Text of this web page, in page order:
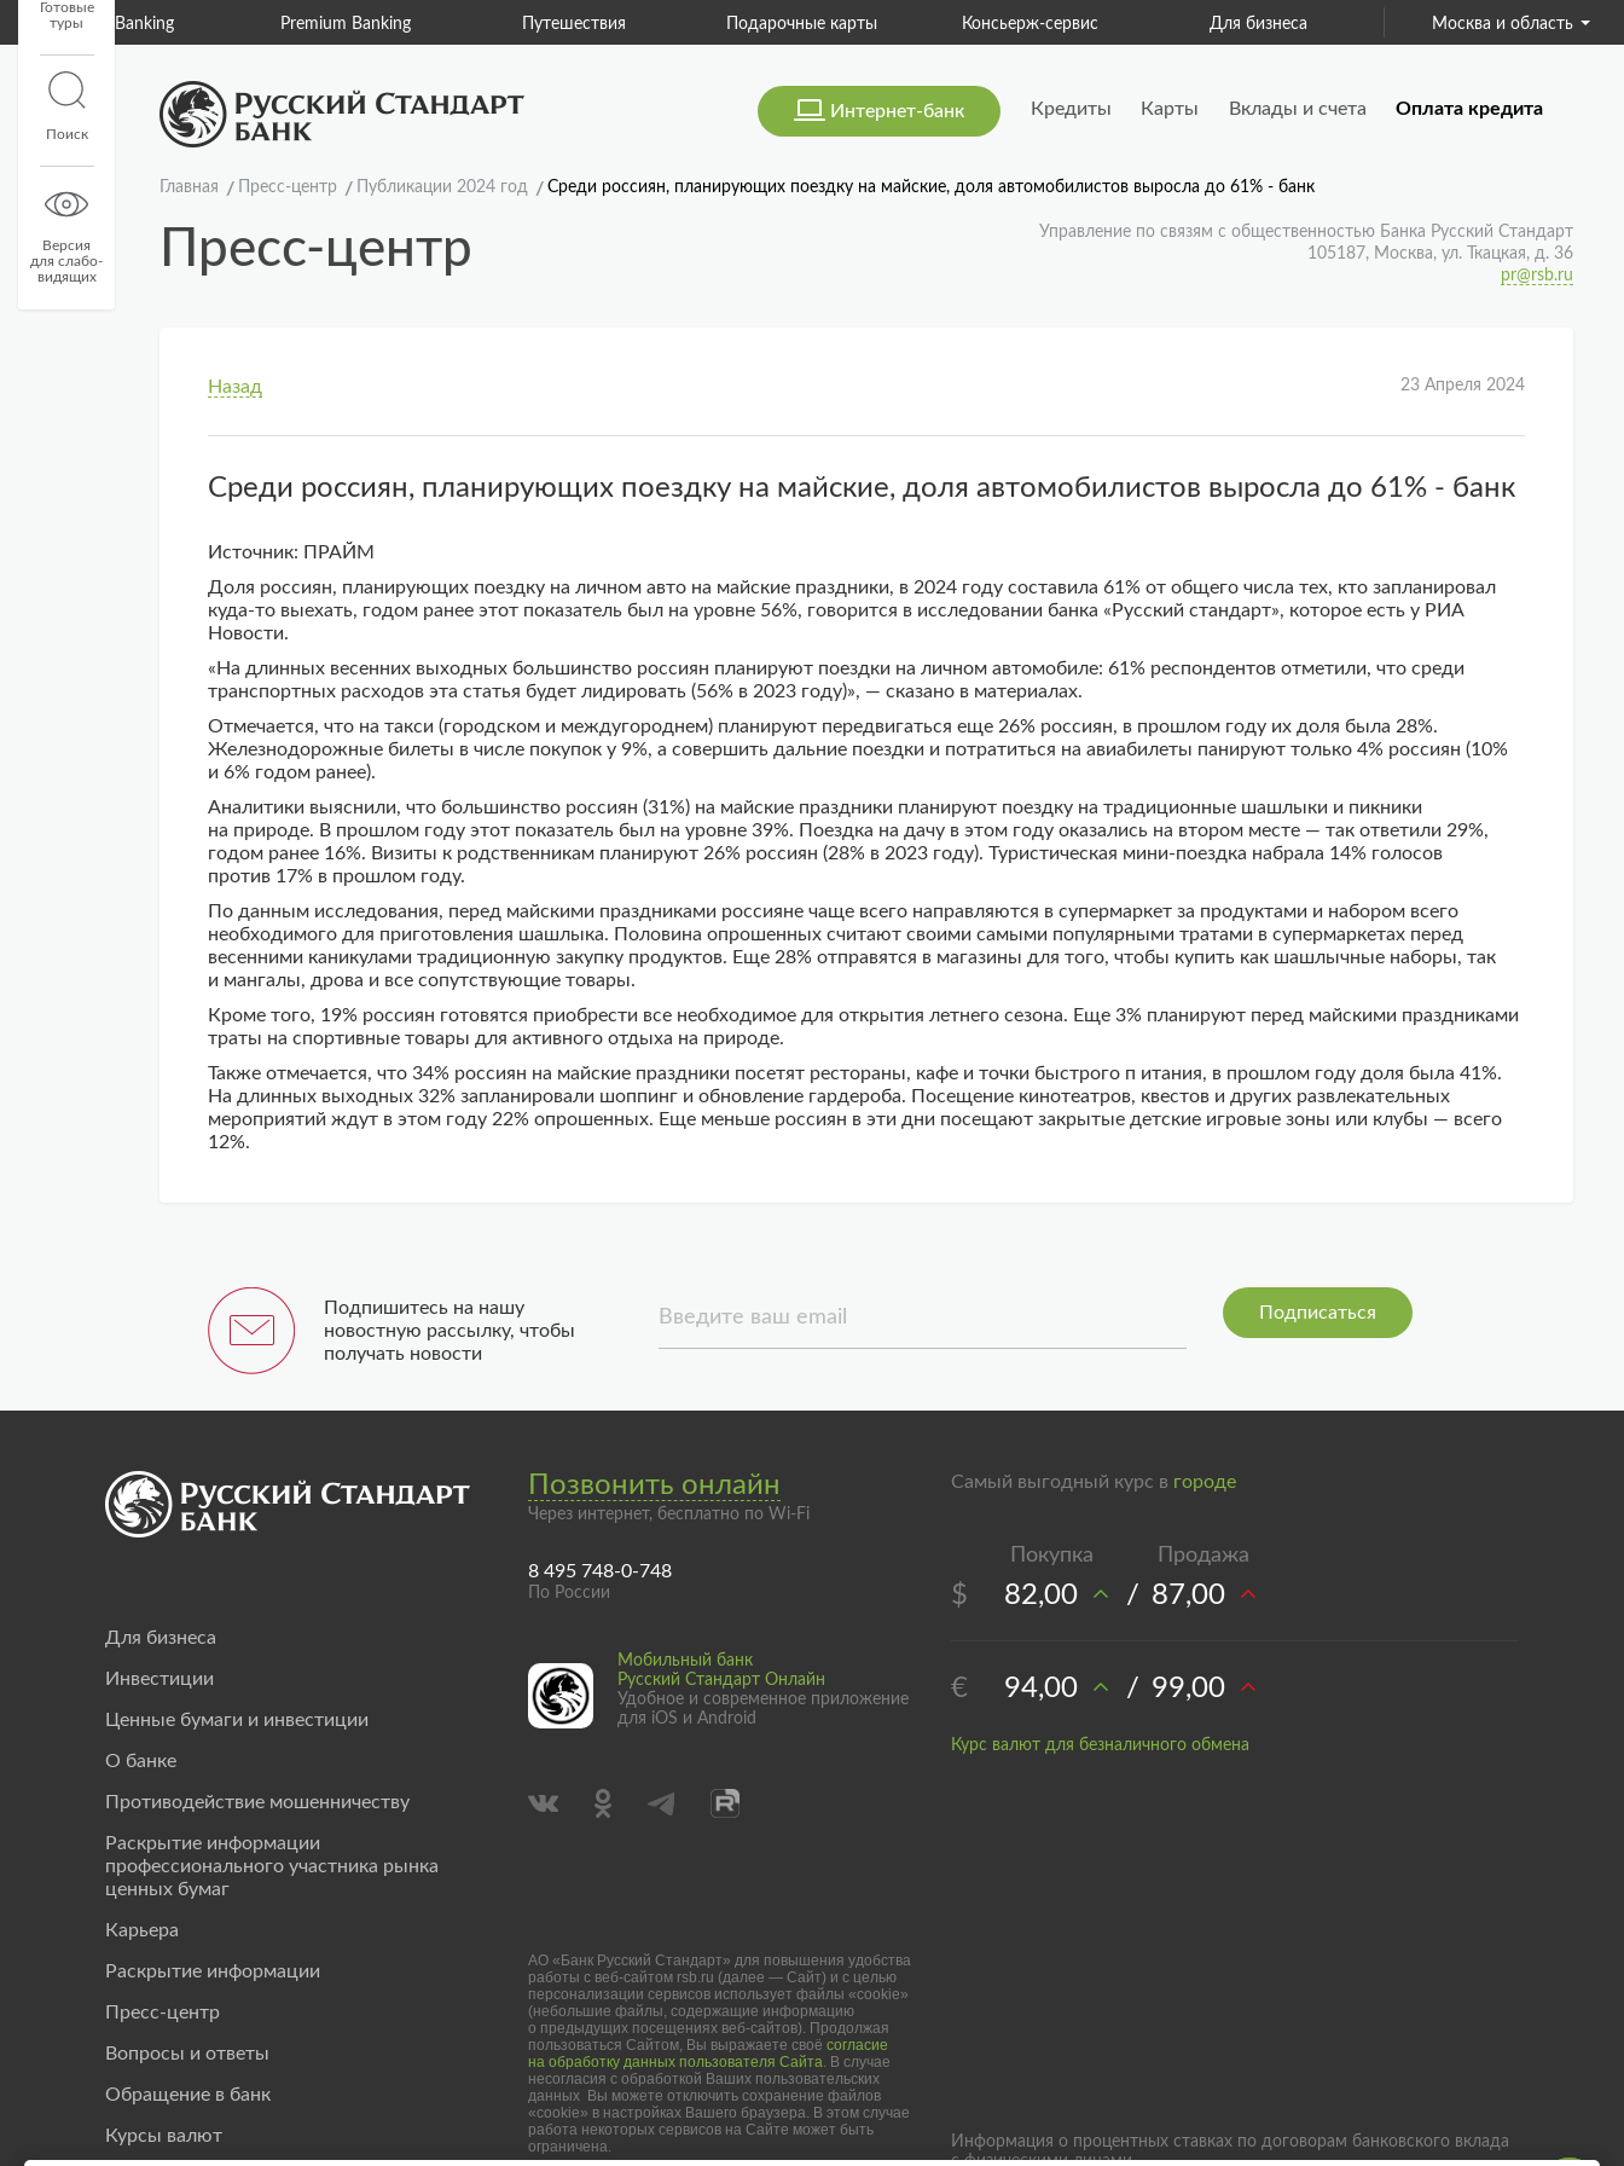
Private Banking Premium Banking Путешествия Подарочные карты Консьерж-сервис Для бизнеса Страхование
Москва и область
Готовые
туры
Поиск
Версия
для слабо-
видящих
Интернет-банк Кредиты Карты Вклады и счета Оплата кредита
Главная Пресс-центр Публикации 2024 год Среди россиян, планирующих поездку на майские, доля автомобилистов выросла до 61% - банк
Пресс-центр
Управление по связям с общественностью Банка Русский Стандарт
105187, Москва, ул. Ткацкая, д. 36
pr@rsb.ru
Назад 23 Апреля 2024
Среди россиян, планирующих поездку на майские, доля автомобилистов выросла до 61% - банк
Источник: ПРАЙМ
Доля россиян, планирующих поездку на личном авто на майские праздники, в 2024 году составила 61% от общего числа тех, кто запланировал
куда-то выехать, годом ранее этот показатель был на уровне 56%, говорится в исследовании банка «Русский стандарт», которое есть у РИА
Новости.
«На длинных весенних выходных большинство россиян планируют поездки на личном автомобиле: 61% респондентов отметили, что среди
транспортных расходов эта статья будет лидировать (56% в 2023 году)», — сказано в материалах.
Отмечается, что на такси (городском и междугороднем) планируют передвигаться еще 26% россиян, в прошлом году их доля была 28%.
Железнодорожные билеты в числе покупок у 9%, а совершить дальние поездки и потратиться на авиабилеты панируют только 4% россиян (10%
и 6% годом ранее).
Аналитики выяснили, что большинство россиян (31%) на майские праздники планируют поездку на традиционные шашлыки и пикники
на природе. В прошлом году этот показатель был на уровне 39%. Поездка на дачу в этом году оказались на втором месте — так ответили 29%,
годом ранее 16%. Визиты к родственникам планируют 26% россиян (28% в 2023 году). Туристическая мини-поездка набрала 14% голосов
против 17% в прошлом году.
По данным исследования, перед майскими праздниками россияне чаще всего направляются в супермаркет за продуктами и набором всего
необходимого для приготовления шашлыка. Половина опрошенных считают своими самыми популярными тратами в супермаркетах перед
весенними каникулами традиционную закупку продуктов. Еще 28% отправятся в магазины для того, чтобы купить как шашлычные наборы, так
и мангалы, дрова и все сопутствующие товары.
Кроме того, 19% россиян готовятся приобрести все необходимое для открытия летнего сезона. Еще 3% планируют перед майскими праздниками
траты на спортивные товары для активного отдыха на природе.
Также отмечается, что 34% россиян на майские праздники посетят рестораны, кафе и точки быстрого п итания, в прошлом году доля была 41%.
На длинных выходных 32% запланировали шоппинг и обновление гардероба. Посещение кинотеатров, квестов и других развлекательных
мероприятий ждут в этом году 22% опрошенных. Еще меньше россиян в эти дни посещают закрытые детские игровые зоны или клубы — всего
12%.
Подпишитесь на нашу
новостную рассылку, чтобы
получать новости
Введите ваш email
Позвонить онлайн
Через интернет, бесплатно по Wi-Fi
8 495 748-0-748
По России
Для бизнеса
Инвестиции
Ценные бумаги и инвестиции
О банке
Противодействие мошенничеству
Раскрытие информации
профессионального участника рынка
ценных бумаг
Карьера
Раскрытие информации
Пресс-центр
Вопросы и ответы
Обращение в банк
Курсы валют
Мобильный банк
Русский Стандарт Онлайн
Удобное и современное приложение
для iOS и Android
АО «Банк Русский Стандарт» для повышения удобства
работы с веб-сайтом rsb.ru (далее — Сайт) и с целью
персонализации сервисов использует файлы «cookie»
(небольшие файлы, содержащие информацию
о предыдущих посещениях веб-сайтов). Продолжая
пользоваться Сайтом, Вы выражаете своё согласие
на обработку данных пользователя Сайта . В случае
несогласия с обработкой Ваших пользовательских
данных Вы можете отключить сохранение файлов
«cookie» в настройках Вашего браузера. В этом случае
работа некоторых сервисов на Сайте может быть
ограничена.
Самый выгодный курс в городе
$ 82,00 / 87,00
€ 94,00 / 99,00
Курс валют для безналичного обмена
Информация о процентных ставках по договорам банковского вклада
с физическими лицами